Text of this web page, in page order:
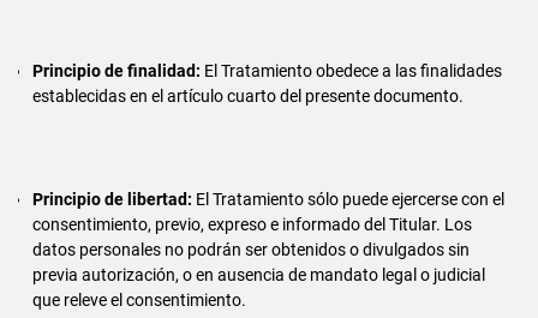
Principio de finalidad: El Tratamiento obedece a las finalidades
establecidas en el artículo cuarto del presente documento.
Principio de libertad: El Tratamiento sólo puede ejercerse con el
consentimiento, previo, expreso e informado del Titular. Los
datos personales no podrán ser obtenidos o divulgados sin
previa autorización, o en ausencia de mandato legal o judicial
que releve el consentimiento.